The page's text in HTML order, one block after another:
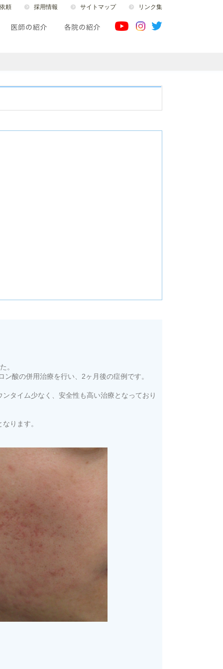
頼 採用情報 サイトマップ リンク集
。
酸の併用治療を行い、2ヶ月後の症例です。
タイム少なく、安全性も高い治療となっており
ります。